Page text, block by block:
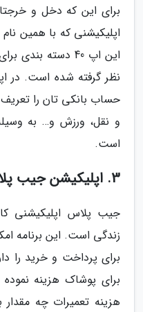
برای این که دخل و
اپلیکیشنی که با همین
این اپ 40 دسته
نظر گرفته شده است. در
حساب بانکی تان را
و نقل، ورزش و… به
است.
3. اپلیکیشن جیب پلاس
جیب پلاس اپلیکیشنی
زندگی است. این برنامه
برای پرداخت و خرید را
برای پوشاک هزینه نموده
هزینه تعمیرات چه